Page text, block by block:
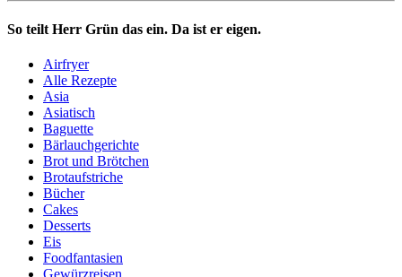
So teilt Herr Grün das ein. Da ist er eigen.
Airfryer
Alle Rezepte
Asia
Asiatisch
Baguette
Bärlauchgerichte
Brot und Brötchen
Brotaufstriche
Bücher
Cakes
Desserts
Eis
Foodfantasien
Gewürzreisen